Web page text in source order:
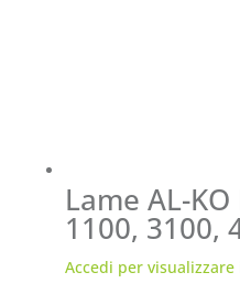
Lame AL-
1100, 3100,
Accedi per visualizzare